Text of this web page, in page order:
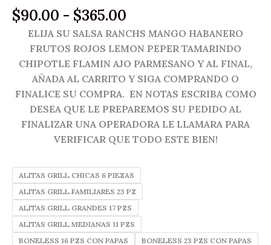
$90.00 - $365.00
de
precios:
desde
$90.00
hasta
$365.00
ELIJA SU SALSA RANCHS MANGO HABANERO
FRUTOS ROJOS LEMON PEPER TAMARINDO
CHIPOTLE FLAMIN AJO PARMESANO Y AL FINAL,
AÑADA AL CARRITO Y SIGA COMPRANDO O
FINALICE SU COMPRA. EN NOTAS ESCRIBA COMO
DESEA QUE LE PREPAREMOS SU PEDIDO AL
FINALIZAR UNA OPERADORA LE LLAMARA PARA
VERIFICAR QUE TODO ESTE BIEN!
ALITAS GRILL CHICAS 6 PIEZAS
ALITAS GRILL FAMILIARES 23 PZ
ALITAS GRILL GRANDES 17 PZS
ALITAS GRILL MEDIANAS 11 PZS
BONELESS 16 PZS CON PAPAS
BONELESS 23 PZS CON PAPAS